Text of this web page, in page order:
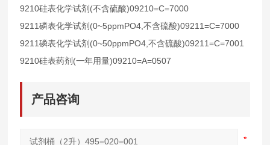
9210硅表化学试剂 (不含硫酸)09210=C=7000
9211磷表化学试剂 (0~5ppmPO4,不含硫酸)09211=C=7000
9211磷表化学试剂 (0~50ppmPO4,不含硫酸)09211=C=7001
9210硅表药剂 (一年用量)09210=A=0507
产品咨询